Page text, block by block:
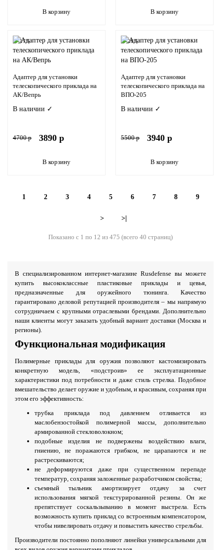
В корзину В корзину
-17%
Адаптер для установки
телескопического приклада на
АК/Вепрь
В наличии ✓
4700 р 3890 р
В корзину
-28%
Адаптер для установки
телескопического приклада на
ВПО-205
В наличии ✓
5500 р 3940 р
В корзину
1 2 3 4 5 6 7 8 9
> >|
Показано с 1 по 12 из 475 (всего 40 страниц)
В специализированном интернет-магазине Rusdefense вы можете
купить высококлассные пластиковые приклады и цевья,
предназначенные для оружейного тюнинга. Качество
гарантировано деловой репутацией производителя – мы напрямую
сотрудничаем с крупными отраслевыми брендами. Дополнительно
наши клиенты могут заказать удобный вариант доставки (Москва и
регионы).
Функциональная модификация
Полимерные приклады для оружия позволяют кастомизировать
конкретную модель, «подстроив» ее эксплуатационные
характеристики под потребности и даже стиль стрелка. Подобное
вмешательство делает оружие и удобным, и красивым, сохраняя при
этом его эффективность:
трубка приклада под давлением отливается из
маслобензостойкой полимерной массы, дополнительно
армированной стекловолокном;
подобные изделия не подвержены воздействию влаги,
гниению, не поражаются грибком, не царапаются и не
растрескиваются;
не деформируются даже при существенном перепаде
температур, сохраняя заложенные разработчиком свойства;
съемный тыльник амортизирует отдачу за счет
использования мягкой текстурированной резины. Он же
препятствует соскальзыванию в момент выстрела. Есть
возможность купить приклад со встроенным компенсатором,
чтобы нивелировать отдачу и повыстить качество стрельбы.
Производители постоянно пополняют линейки универсальными для